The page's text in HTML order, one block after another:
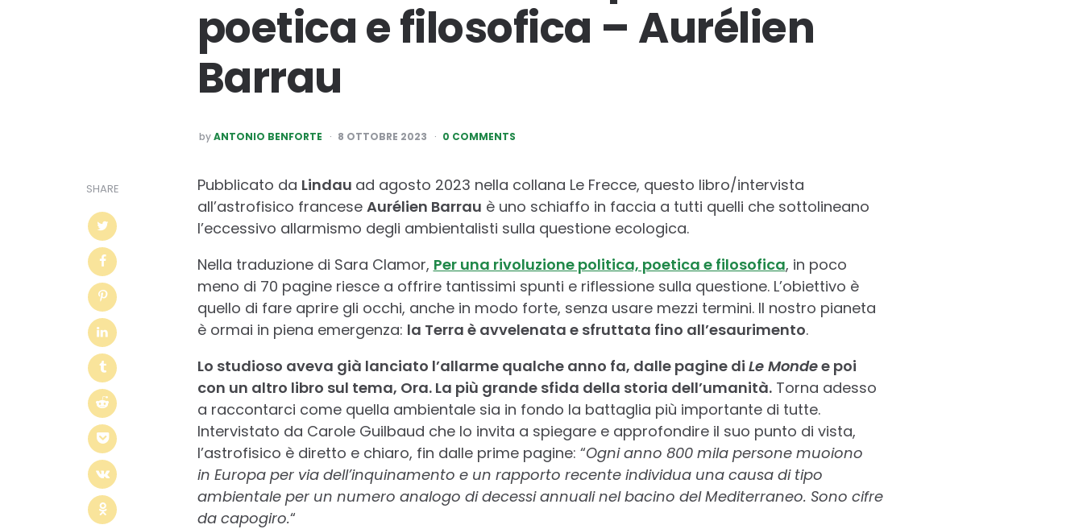
poetica e filosofica – Aurélien
Barrau
POSTED
BY
by ANTONIO BENFORTE 8 OTTOBRE 2023 0 COMMENTS
SHARE Pubblicato da Lindau ad agosto 2023 nella collana Le Frecce, questo libro/intervista
all’astrofisico francese Aurélien Barrau è uno schiaffo in faccia a tutti quelli che sottolineano
l’eccessivo allarmismo degli ambientalisti sulla questione ecologica.
Nella traduzione di Sara Clamor, Per una rivoluzione politica, poetica e filosofica, in poco
meno di 70 pagine riesce a offrire tantissimi spunti e riflessione sulla questione. L’obiettivo è
quello di fare aprire gli occhi, anche in modo forte, senza usare mezzi termini. Il nostro pianeta
è ormai in piena emergenza: la Terra è avvelenata e sfruttata fino all’esaurimento.
Lo studioso aveva già lanciato l’allarme qualche anno fa, dalle pagine di Le Mondee poi
con un altro libro sul tema, Ora. La più grande sfida della storia dell’umanità.Torna adesso
a raccontarci come quella ambientale sia in fondo la battaglia più importante di tutte.
Intervistato da Carole Guilbaud che lo invita a spiegare e approfondire il suo punto di vista,
l’astrofisico è diretto e chiaro, fin dalle prime pagine: “Ogni anno 800 mila persone muoiono
in Europa per via dell’inquinamento e un rapporto recente individua una causa di tipo
ambientale per un numero analogo di decessi annuali nel bacino del Mediterraneo. Sono cifre
da capogiro.“